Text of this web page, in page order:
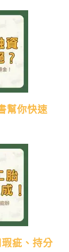
幫你快速
疵、持分